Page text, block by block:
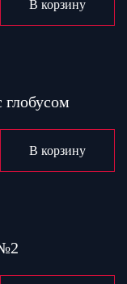
В корзину
глобусом
В корзину